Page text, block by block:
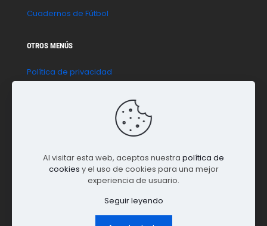
Cuadernos de Fútbol
OTROS MENÚS
Política de privacidad
Al visitar esta web, aceptas nuestra política de
cookies y el uso de cookies para una mejor
experiencia de usuario.
Seguir leyendo